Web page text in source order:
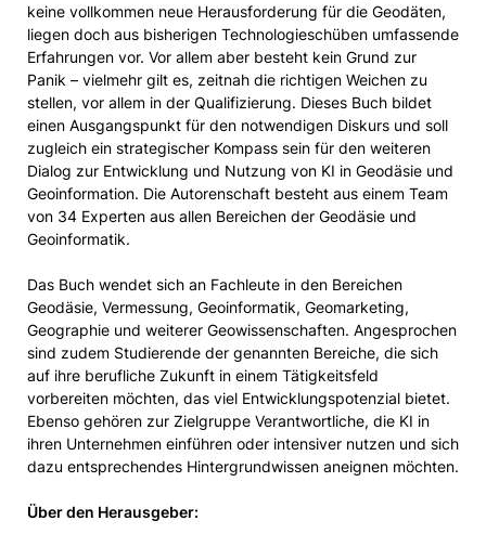
keine vollkommen neue Herausforderung für die Geodäten,
liegen doch aus bisherigen Technologieschüben umfassende
Erfahrungen vor. Vor allem aber besteht kein Grund zur
Panik – vielmehr gilt es, zeitnah die richtigen Weichen zu
stellen, vor allem in der Qualifizierung. Dieses Buch bildet
einen Ausgangspunkt für den notwendigen Diskurs und soll
zugleich ein strategischer Kompass sein für den weiteren
Dialog zur Entwicklung und Nutzung von KI in Geodäsie und
Geoinformation. Die Autorenschaft besteht aus einem Team
von 34 Experten aus allen Bereichen der Geodäsie und
Geoinformatik.
Das Buch wendet sich an Fachleute in den Bereichen
Geodäsie, Vermessung, Geoinformatik, Geomarketing,
Geographie und weiterer Geowissenschaften. Angesprochen
sind zudem Studierende der genannten Bereiche, die sich
auf ihre berufliche Zukunft in einem Tätigkeitsfeld
vorbereiten möchten, das viel Entwicklungspotenzial bietet.
Ebenso gehören zur Zielgruppe Verantwortliche, die KI in
ihren Unternehmen einführen oder intensiver nutzen und sich
dazu entsprechendes Hintergrundwissen aneignen möchten.
Über den Herausgeber: